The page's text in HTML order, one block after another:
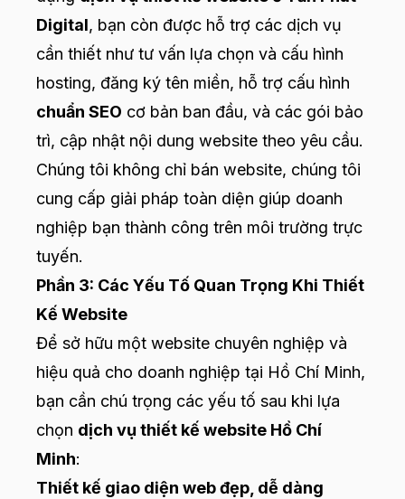
Digital, bạn còn được hỗ trợ các dịch vụ
cần thiết như tư vấn lựa chọn và cấu hình
hosting, đăng ký tên miền, hỗ trợ cấu hình
chuẩn SEO cơ bản ban đầu, và các gói bảo
trì, cập nhật nội dung website theo yêu cầu.
Chúng tôi không chỉ bán website, chúng tôi
cung cấp giải pháp toàn diện giúp doanh
nghiệp bạn thành công trên môi trường trực
tuyến.
Phần 3: Các Yếu Tố Quan Trọng Khi Thiết
Kế Website
Để sở hữu một website chuyên nghiệp và
hiệu quả cho doanh nghiệp tại Hồ Chí Minh,
bạn cần chú trọng các yếu tố sau khi lựa
chọn dịch vụ thiết kế website Hồ Chí
Minh:
Thiết kế giao diện web đẹp, dễ dàng